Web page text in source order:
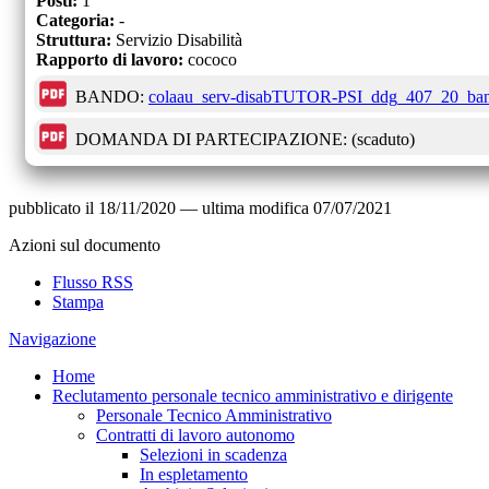
Categoria: -
Struttura: Servizio Disabilità
Rapporto di lavoro: cococo
BANDO: colaau_serv-disabTUTOR-
DOMANDA DI PARTECIPAZIONE: (scaduto)
pubblicato il 18/11/2020 — ultima modifica 07/07/2021
Azioni sul documento
Flusso RSS
Stampa
Navigazione
Home
Reclutamento personale tecnico amministrativo e dirigente
Personale Tecnico Amministrativo
Contratti di lavoro autonomo
Selezioni in scadenza
In espletamento